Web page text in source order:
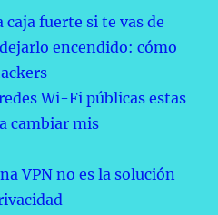
fuerte si te vas de
encendido: cómo
Wi-Fi públicas estas
cambiar mis
VPN no es la solución